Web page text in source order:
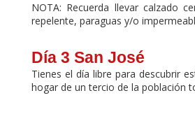
NOTA: Recuerda llevar calzado
repelente, paraguas y/o
Día 3 San José
Tienes el día libre para descubrir
hogar de un tercio de la población